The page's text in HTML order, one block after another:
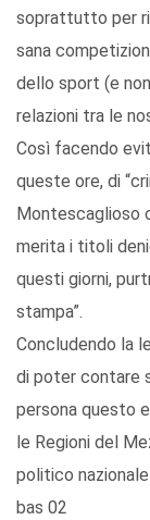
soprattutto per
sana
dello sport (e
relazioni tra le
Così facendo
queste ore, di
Montescaglioso
merita i titoli
questi giorni,
stampa”.
Concludendo la
di poter contare
persona questo
le Regioni del
politico
bas 02